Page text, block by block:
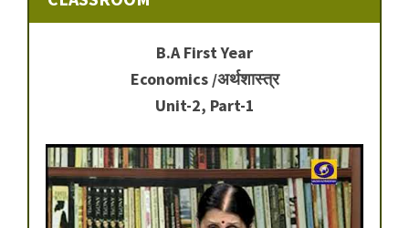
B.A First Year
Economics /अर्थशास्त्र
Unit-2, Part-1